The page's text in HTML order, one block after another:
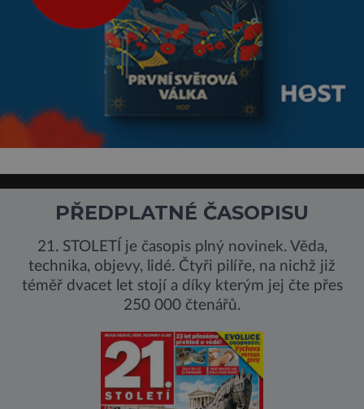
PŘEDPLATNÉ ČASOPISU
21. STOLETÍ je časopis plný novinek. Věda,
technika, objevy, lidé. Čtyři pilíře, na nichž již
téměř dvacet let stojí a díky kterým jej čte přes
250 000 čtenářů.